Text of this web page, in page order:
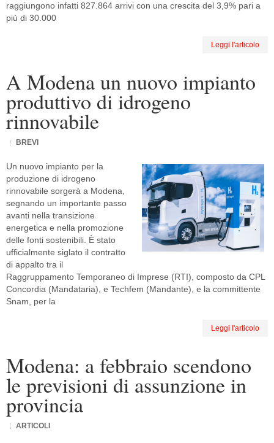
raggiungono infatti 827.864 arrivi con una crescita del 3,9% pari a
più di 30.000
Leggi l'articolo
A Modena un nuovo impianto
produttivo di idrogeno
rinnovabile
BREVI
Un nuovo impianto per la
produzione di idrogeno
rinnovabile sorgerà a Modena,
segnando un importante passo
avanti nella transizione
energetica e nella promozione
delle fonti sostenibili. È stato
ufficialmente siglato il contratto
di appalto tra il
Raggruppamento Temporaneo di Imprese (RTI), composto da CPL
Concordia (Mandataria), e Techfem (Mandante), e la committente
Snam, per la
Leggi l'articolo
Modena: a febbraio scendono
le previsioni di assunzione in
provincia
ARTICOLI